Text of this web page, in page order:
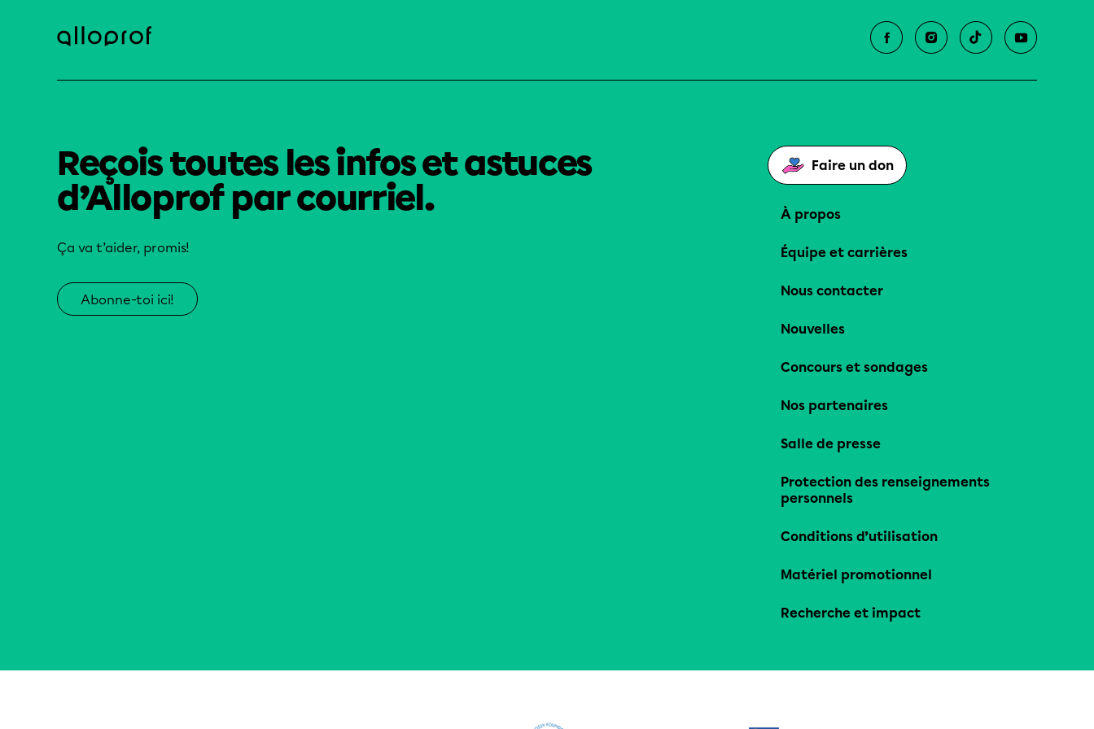
Reçois toutes les infos et astuces
d’Alloprof par courriel.
Ça va t’aider, promis!
Abonne-toi ici!
Faire un don
À propos
Équipe et carrières
Nous contacter
Nouvelles
Concours et sondages
Nos partenaires
Salle de presse
Protection des renseignements
personnels
Conditions d’utilisation
Matériel promotionnel
Recherche et impact